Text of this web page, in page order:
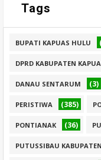
Tags
BUPATI KAPUAS HULU
DPRD KABUPATEN
DANAU SENTARUM (3)
PERISTIWA (385)
PONTIANAK (36)
PUTUSSIBAU